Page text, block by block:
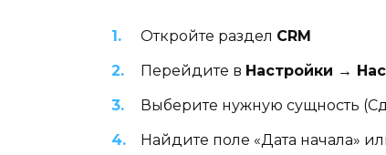
Откройте раздел CRM
Перейдите в Настройки →
Выберите нужную сущность
Найдите поле «Дата начала»